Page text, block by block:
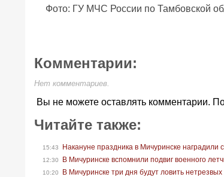
Фото: ГУ МЧС России по Тамбовской
Комментарии:
Нет комментариев.
Вы не можете оставлять комментарии.
Читайте также:
15:43 Накануне праздника в Мичуринске наградили
12:30 В Мичуринске вспомнили подвиг военного
10:20 В Мичуринске три дня будут ловить